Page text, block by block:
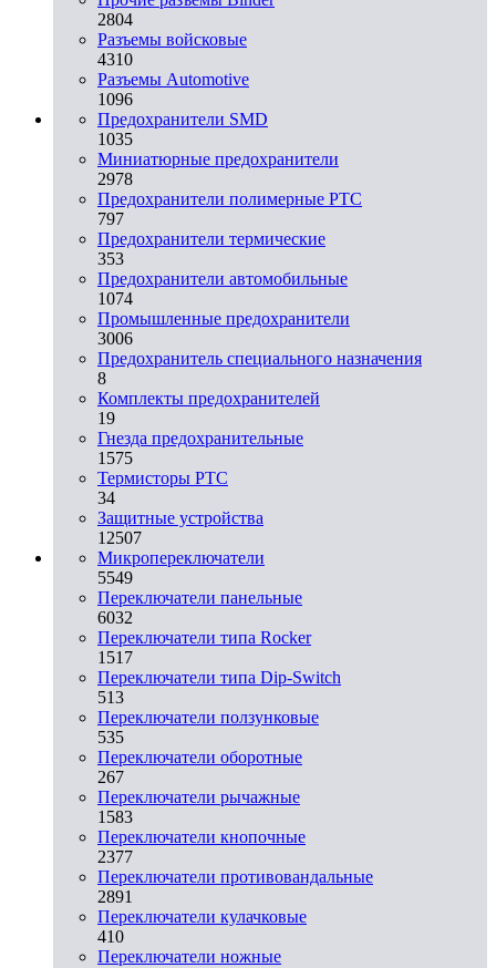
2804
Разъемы войсковые
4310
Разъeмы Automotive
1096
Предохранители SMD
1035
Миниатюрные предохранители
2978
Предохранители полимерные PTC
797
Предохранители термические
353
Предохранители автомобильные
1074
Промышленные предохранители
3006
Предохранитель специального назначения
8
Комплекты предохранителей
19
Гнезда предохранительные
1575
Термисторы PTC
34
Защитные устройства
12507
Микропереключатели
5549
Переключатели панельные
6032
Переключатели типа Rocker
1517
Переключатели типа Dip-Switch
513
Переключатели ползунковые
535
Переключатели оборотные
267
Переключатели рычажные
1583
Переключатели кнопочные
2377
Переключатели противовандальные
2891
Переключатели кулачковые
410
Переключатели ножные